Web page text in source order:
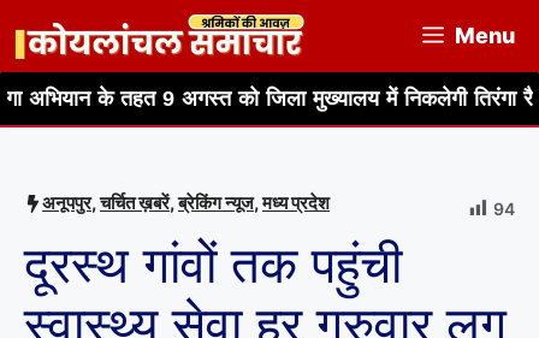
content
Menu
तहत 9 अगस्त को जिला मुख्यालय में निकलेगी तिरंगा रैली हर घर
अनूपपुर,चर्चित ख़बरें,ब्रेकिंग न्यूज,मध्य प्रदेश 94
दूरस्थ गांवों तक पहुंची
स्वास्थ्य सेवा हर गुरुवार लग